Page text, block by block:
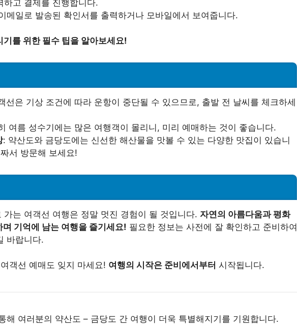
하고 결제를 진행합니다.
메일로 발송된 확인서를 출력하거나 모바일에서 보여줍니다.
기를 위한 필수 팁을 알아보세요!
선은 기상 조건에 따라 운항이 중단될 수 있으므로, 출발 전 날씨를 체크하세
여름 성수기에는 많은 여행객이 몰리니, 미리 예매하는 것이 좋습니다.
: 약산도와 금당도에는 신선한 해산물을 맛볼 수 있는 다양한 맛집이 있습니
서 방문해 보세요!
가는 여객선 여행은 정말 멋진 경험이 될 것입니다. 자연의 아름다움과 평화
기억에 남는 여행을 즐기세요! 필요한 정보는 사전에 잘 확인하고 준비하여
바랍니다.
객선 예매도 잊지 마세요! 여행의 시작은 준비에서부터 시작됩니다.
해 여러분의 약산도 – 금당도 간 여행이 더욱 특별해지기를 기원합니다.